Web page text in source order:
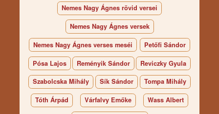
Nemes Nagy Ágnes rövid versei
Nemes Nagy Ágnes versek
Nemes Nagy Ágnes verses meséi Petőfi Sándor
Pósa Lajos Reményik Sándor Reviczky Gyula
Szabolcska Mihály Sík Sándor Tompa Mihály
Tóth Árpád Várfalvy Emőke Wass Albert